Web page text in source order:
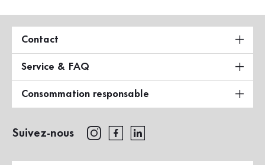
Contact
Service & FAQ
Consommation responsable
Suivez-nous